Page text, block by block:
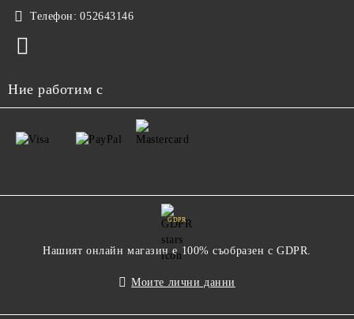
Телефон: 052643146
Ние работим с
GDPR
Нашият онлайн магазин е 100% съобразен с GDPR.
Моите лични данни